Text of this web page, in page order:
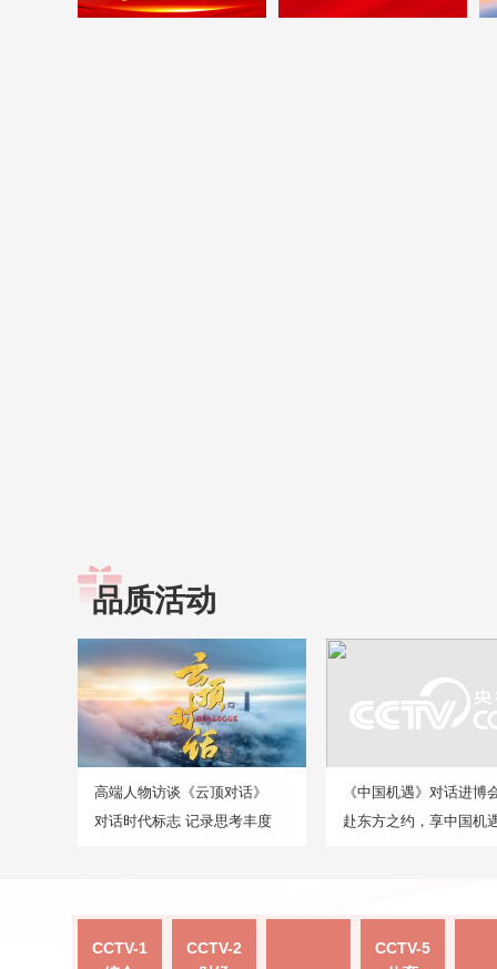
品质活动
高端人物访谈《云顶对话》
对话时代标志 记录思考丰度
《中国机遇》对话进博
赴东方之约，享中国机
CCTV-1
CCTV-2
CCTV-5